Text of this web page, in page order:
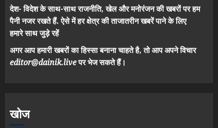
देश- विदेश के साथ-साथ राजनीति, खेल और मनोरंजन की खबरों पर हम
पैनी नजर रखते हैं. ऐसे में हर क्षेत्र की ताजातरीन खबरें पाने के लिए
हमारे साथ जुड़े रहें
अगर आप हमारी खबरों का हिस्सा बनाना चाहते है, तो आप अपने विचार
editor@dainik.liveपर भेज सकते हैं।
खोज